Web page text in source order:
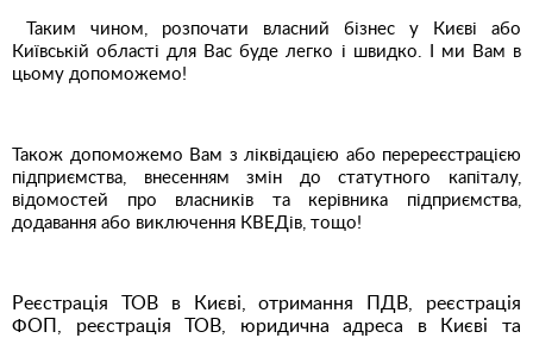
Таким чином, розпочати власний бізнес у Києві або
Київській області для Вас буде легко і швидко. І ми Вам в
цьому допоможемо!
Також допоможемо Вам з ліквідацією або перереєстрацією
підприємства, внесенням змін до статутного капіталу,
відомостей про власників та керівника підприємства,
додавання або виключення КВЕДів, тощо!
Реєстрація ТОВ в Києві, отримання ПДВ, реєстрація
ФОП, реєстрація ТОВ, юридична адреса в Києві та